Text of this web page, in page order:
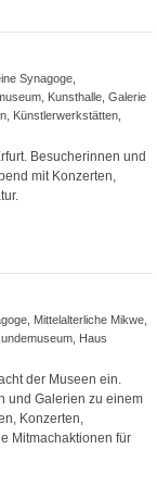
Synagoge,
Kunsthalle, Galerie
Künstlerwerkstätten,
Besucherinnen und
mit Konzerten,
Mittelalterliche Mikwe,
Haus
der Museen ein.
und Galerien zu einem
Konzerten,
Mitmachaktionen für